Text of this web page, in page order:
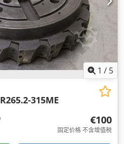
1 / 5
R265.2-315ME
€100
固定价格 不含增值税